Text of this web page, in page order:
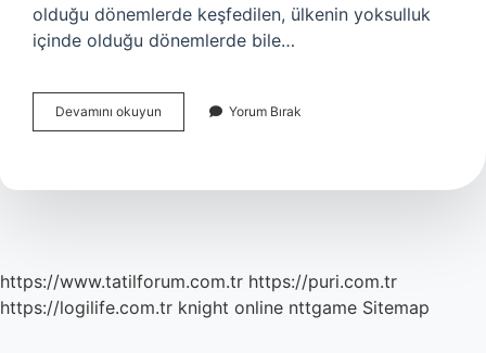
olduğu dönemlerde keşfedilen, ülkenin yoksulluk
içinde olduğu dönemlerde bile…
Devamını okuyun Ratatouille
Ana
Yorum Bırak
https://www.tatilforum.com.tr https://puri.com.tr
https://logilife.com.tr knight online nttgame Sitemap